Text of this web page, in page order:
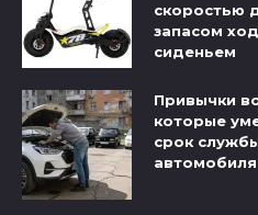
скоростью
запасом
сиденьем
Привычки
которые
срок
автомобиля